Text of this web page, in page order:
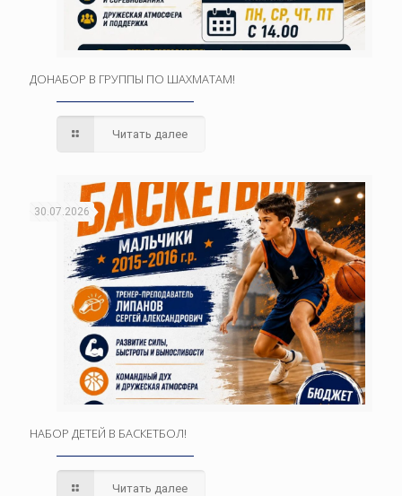
ДОНАБОР В ГРУППЫ ПО ШАХМАТАМ!
Читать далее
30.07.2026
НАБОР ДЕТЕЙ В БАСКЕТБОЛ!
Читать далее